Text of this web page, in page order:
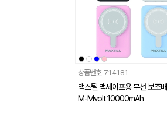
상품번호 714181
맥스틸 맥세이프용 무선 보조
M-Mvolt 10000mAh